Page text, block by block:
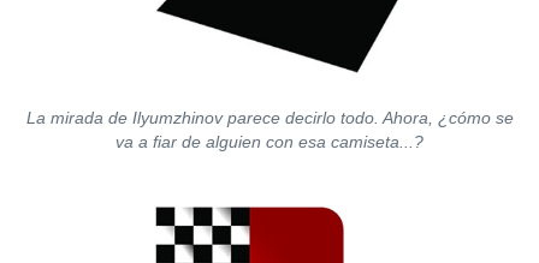
La mirada de Ilyumzhinov parece decirlo todo. Ahora, ¿cómo se
va a fiar de alguien con esa camiseta...?